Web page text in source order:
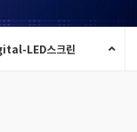
LED스크린